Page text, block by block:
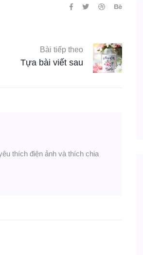
Bài tiếp theo
Tựa bài viết sau
thích điện ảnh và thích chia